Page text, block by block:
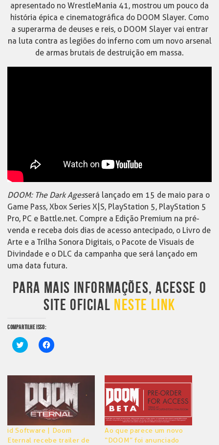
apresentado no WrestleMania 41, mostrou um pouco da
história épica e cinematográfica do DOOM Slayer. Como
a superarma de deuses e reis, o DOOM Slayer vai entrar
na luta contra as legiões do inferno com um novo arsenal
de armas brutais de destruição em massa.
DOOM: The Dark Agesserá lançado em 15 de maio para o
Game Pass, Xbox Series X|S, PlayStation 5, PlayStation 5
Pro, PC e Battle.net. Compre a Edição Premium na pré-
venda e receba dois dias de acesso antecipado, o Livro de
Arte e a Trilha Sonora Digitais, o Pacote de Visuais de
Divindade e o DLC da campanha que será lançado em
uma data futura.
PARA MAIS INFORMAÇÕES, ACESSE O
SITE OFICIAL NESTE LINK
COMPARTILHE ISSO:
Clique
para
em
nova
janela)
Clique
para
em
nova
janela)
id Software | Doom
Eternal recebe trailer de
Ao que parece um novo
“DOOM” foi anunciado